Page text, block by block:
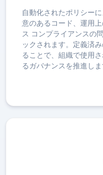
自動化されたポリシー
意のあるコード、運用
ス コンプライアンスの
ックされます。定義済
ることで、組織で使用
るガバナンスを推進しま